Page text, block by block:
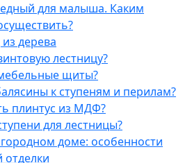
для малыша. Каким
дерева
лестницу?
щиты?
к ступеням и перилам?
плинтус из МДФ?
для лестницы?
доме: особенности
отделки